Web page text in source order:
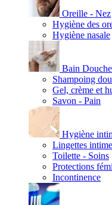
Oreille - Nez
Hygiène des
Hygiène nasale
Bain Douche
Shampoing
Gel, crème et
Savon - Pain
Hygiène
Lingettes
Toilette - Soins
Protections
Incontinence